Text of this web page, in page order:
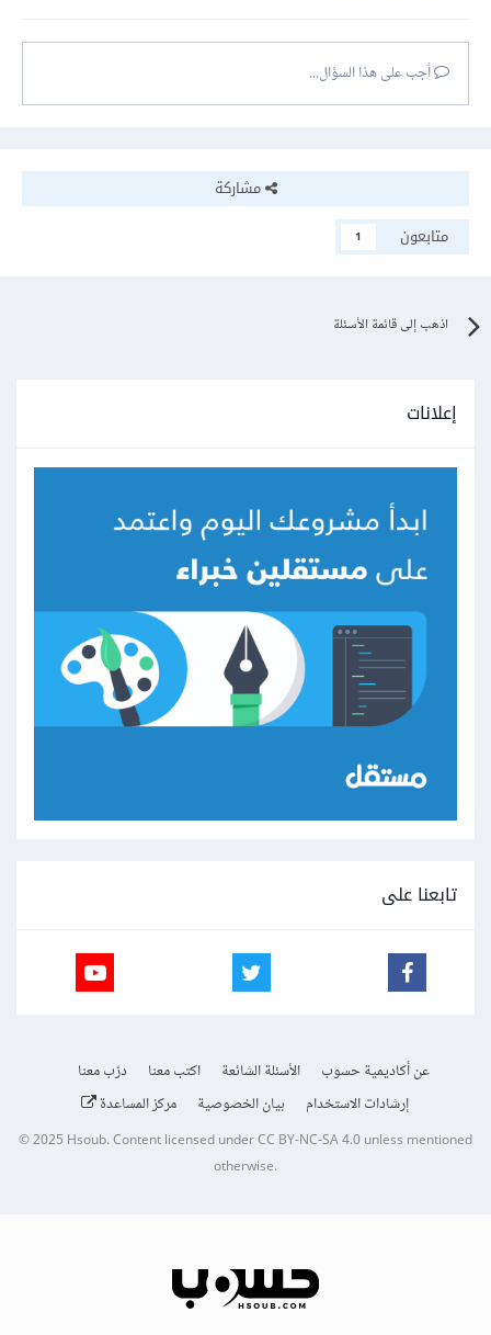
أجب على هذا السؤال...
مشاركة
متابعون
1
اذهب إلى قائمة الأسئلة
إعلانات
تابعنا على
عن أكاديمية حسوب الأسئلة الشائعة اكتب معنا
درّب معنا
إرشادات الاستخدام
بيان الخصوصية مركز المساعدة
© 2025Hsoub.Content licensed underCC BY-NC-SA 4.0unless mentioned
otherwise.